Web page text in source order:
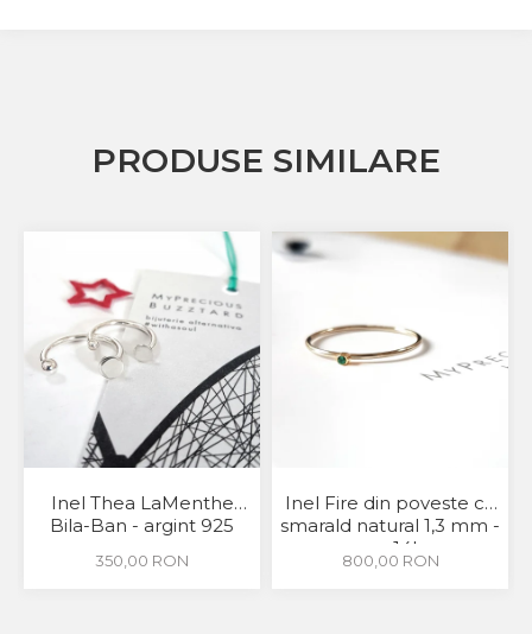
PRODUSE SIMILARE
Inel Thea LaMenthe
Bila-Ban - argint 925
350,00 RON
Inel Fire din poveste cu
smarald natural 1,3 mm -
aur 14k
800,00 RON